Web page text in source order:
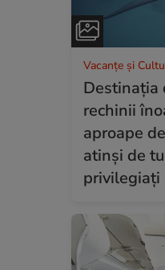
Vacanțe și
Destinația
rechinii
aproape
atinși de
privilegiați